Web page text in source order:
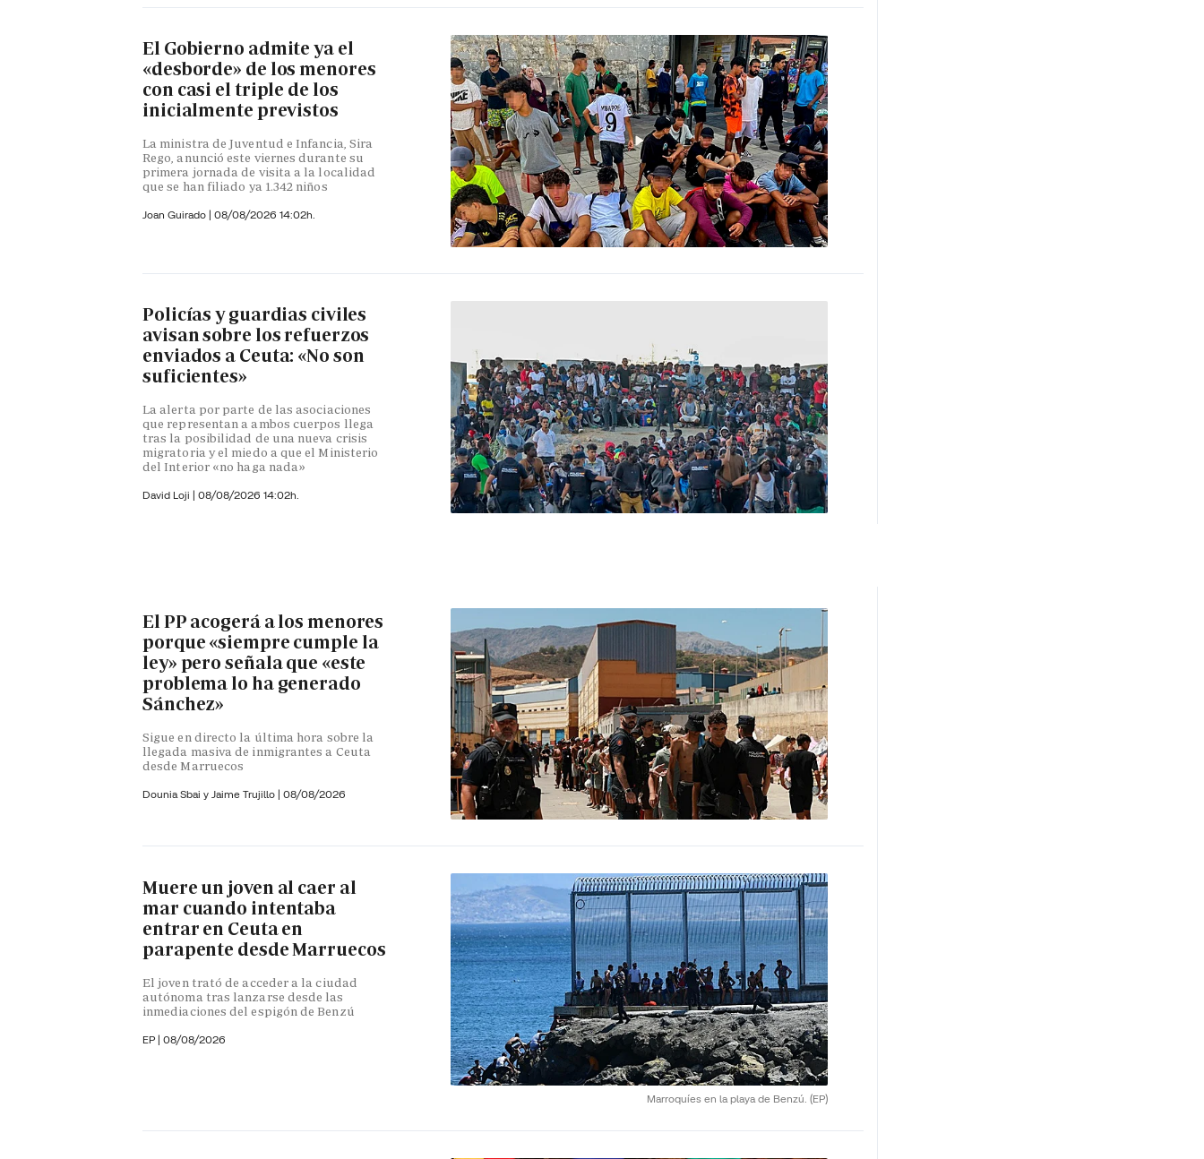
El Gobierno admite ya el
«desborde» de los menores
con casi el triple de los
inicialmente previstos
La ministra de Juventud e Infancia, Sira
Rego, anunció este viernes durante su
primera jornada de visita a la localidad
que se han filiado ya 1.342 niños
Joan Guirado | 08/08/2026 14:02h.
Policías y guardias civiles
avisan sobre los refuerzos
enviados a Ceuta: «No son
suficientes»
La alerta por parte de las asociaciones
que representan a ambos cuerpos llega
tras la posibilidad de una nueva crisis
migratoria y el miedo a que el Ministerio
del Interior «no haga nada»
David Loji | 08/08/2026 14:02h.
El PP acogerá a los menores
porque «siempre cumple la
ley» pero señala que «este
problema lo ha generado
Sánchez»
Sigue en directo la última hora sobre la
llegada masiva de inmigrantes a Ceuta
desde Marruecos
Dounia Sbai y Jaime Trujillo | 08/08/2026
Marroquíes en la playa de Benzú. (EP)
Muere un joven al caer al
mar cuando intentaba
entrar en Ceuta en
parapente desde Marruecos
El joven trató de acceder a la ciudad
autónoma tras lanzarse desde las
inmediaciones del espigón de Benzú
EP | 08/08/2026